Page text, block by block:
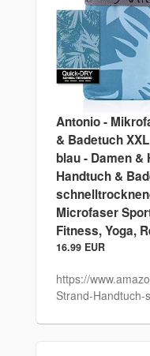
Antonio -
& Badetuch
blau - Damen &
Handtuch &
Microfaser
Fitness, Yoga,
16.99 EUR
https://
Strand-Handtuch-